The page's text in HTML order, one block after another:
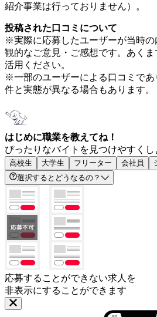
紹介事業は行っておりません）。
投稿された口コミについて
※実際に応募したユーザーが当時
観的なご意見・ご感想です。あく
活用ください。
※一部のユーザーによる口コミで
件と実態が異なる場合もあります。
はじめに職業を教えてね！
ぴったりなバイトを見つけやすくし
高校生 大学生 フリーター 会社員
選択するとどうなるの？
応募することができない求人を
非表示にすることができます